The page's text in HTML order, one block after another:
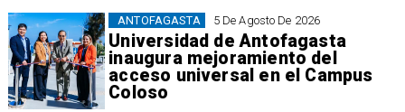
5 De Agosto De 2026
Universidad de Antofagasta
inaugura mejoramiento del
acceso universal en el Campus
Coloso
ANTOFAGASTA